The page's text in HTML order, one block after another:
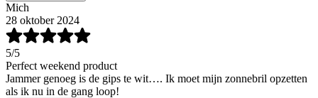
Mich
28 oktober 2024
5/5
Perfect weekend product
Jammer genoeg is de gips te wit…. Ik moet mijn zonnebril opzetten
als ik nu in de gang loop!